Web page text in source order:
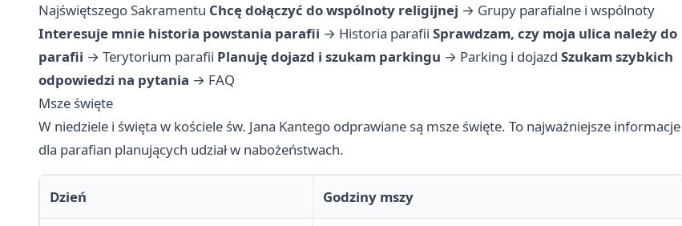
Najświętszego Sakramentu Chcę dołączyć do wspólnoty religijnej → Grupy parafialne i wspólnoty
Interesuje mnie historia powstania parafii → Historia parafii Sprawdzam, czy moja ulica należy do
parafii → Terytorium parafii Planuję dojazd i szukam parkingu → Parking i dojazd Szukam szybkich
odpowiedzi na pytania → FAQ
Msze święte
W niedziele i święta w kościele św. Jana Kantego odprawiane są msze święte. To najważniejsze informacje
dla parafian planujących udział w nabożeństwach.
Dzień Godziny mszy